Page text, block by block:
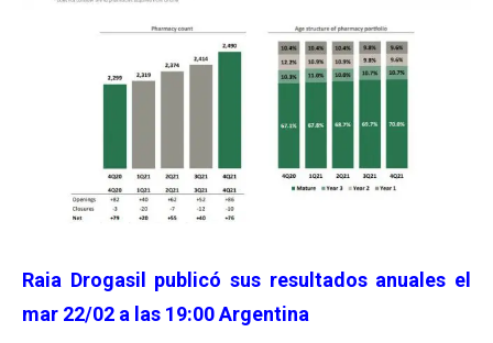
Raia Drogasil publicó sus resultados anuales el
mar 22/02 a las 19:00 Argentina